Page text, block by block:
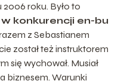
roku. Było to
konkurencji en-bu
z Sebastianem
został też instruktorem
się wychował. Musiał
biznesem. Warunki